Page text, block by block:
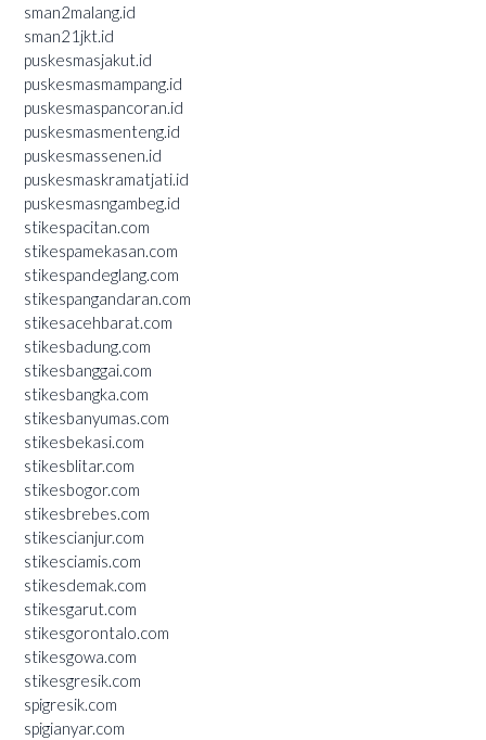
sman2malang.id
sman21jkt.id
puskesmasjakut.id
puskesmasmampang.id
puskesmaspancoran.id
puskesmasmenteng.id
puskesmassenen.id
puskesmaskramatjati.id
puskesmasngambeg.id
stikespacitan.com
stikespamekasan.com
stikespandeglang.com
stikespangandaran.com
stikesacehbarat.com
stikesbadung.com
stikesbanggai.com
stikesbangka.com
stikesbanyumas.com
stikesbekasi.com
stikesblitar.com
stikesbogor.com
stikesbrebes.com
stikescianjur.com
stikesciamis.com
stikesdemak.com
stikesgarut.com
stikesgorontalo.com
stikesgowa.com
stikesgresik.com
spigresik.com
spigianyar.com